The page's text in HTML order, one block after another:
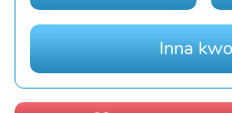
Inna